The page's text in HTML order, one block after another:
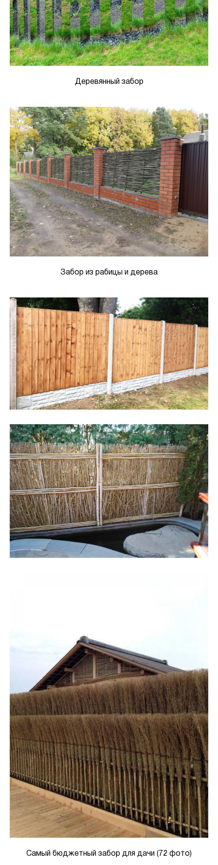
Деревянный забор
Забор из рабицы и дерева
Самый бюджетный забор для дачи (72 фото)